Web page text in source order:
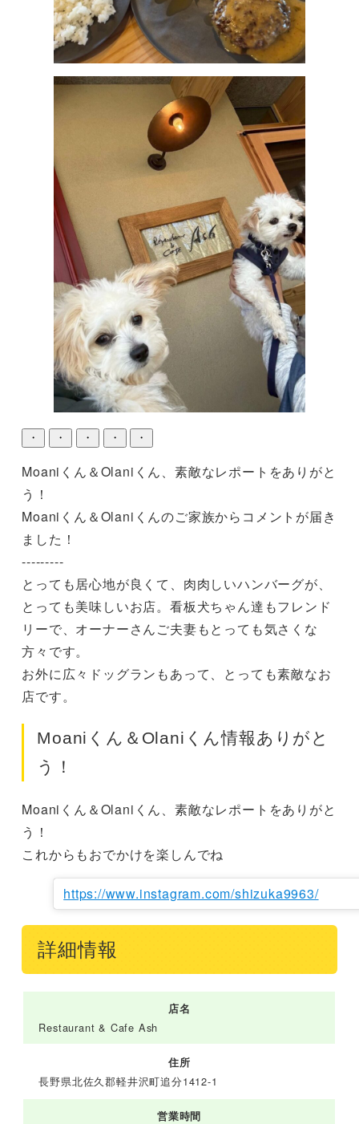
・ ・ ・ ・ ・
Moaniくん＆Olaniくん、素敵なレポートをありがと
う！
Moaniくん＆Olaniくんのご家族からコメントが届き
ました！
---------
とっても居心地が良くて、肉肉しいハンバーグが、
とっても美味しいお店。看板犬ちゃん達もフレンド
リーで、オーナーさんご夫妻もとっても気さくな
方々です。
お外に広々ドッグランもあって、とっても素敵なお
店です。
Moaniくん＆Olaniくん情報ありがと
う！
Moaniくん＆Olaniくん、素敵なレポートをありがと
う！
これからもおでかけを楽しんでね
https://www.instagram.com/shizuka9963/
詳細情報
店名
Restaurant & Cafe Ash
住所
長野県北佐久郡軽井沢町追分1412-1
営業時間